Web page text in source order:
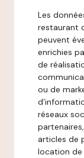
Les
restaurant
peuvent
enrichies
de
ou de
réseaux
articles de
location de